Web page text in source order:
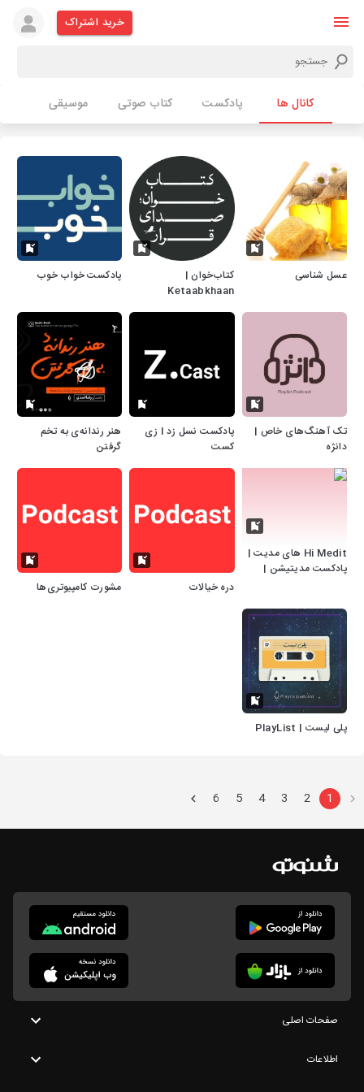
خرید اشتراک
کانال ها پادکست کتاب صوتی موسیقی
عسل شناسی
کتاب‌خوان |
Ketaabkhaan
پادکست خواب خوب
تک آهنگ‌های خاص |
دانژه
پادکست نسل زد I زی
کست
هنر رندانه‌ی به تخم
گرفتن
Hi Medit های مدیت |
پادکست مدیتیشن |
دره خیالات مشورت کامپیوتری‌ها
پلی لیست | PlayList
1
2
3
4
5
6
صفحات اصلی
اطلاعات